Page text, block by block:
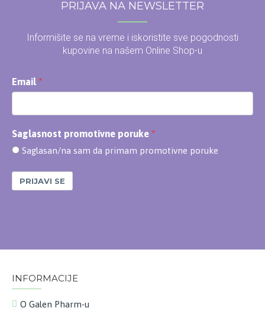
PRIJAVA NA NEWSLETTER
Informišite se na vreme i iskoristite sve pogodnosti
kupovine na našem Online Shop-u
Email
Saglasnost promotivne poruke
Saglasan/na sam da primam promotivne poruke
PRIJAVI SE
INFORMACIJE
O Galen Pharm-u